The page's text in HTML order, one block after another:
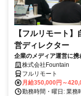
【フルリモート
営ディレクター
企業のメディア運営に
躍している職場です！
株式会社Fountain
フルリモート
月給350,000円～
勤務時間・曜日: 業